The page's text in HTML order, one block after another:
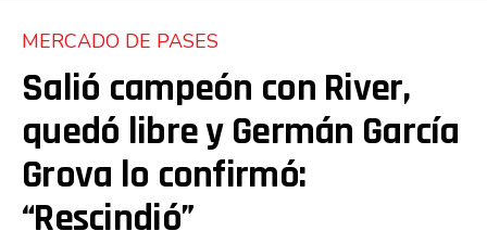
MERCADO DE PASES
Salió campeón con River,
quedó libre y Germán García
Grova lo confirmó:
“Rescindió”